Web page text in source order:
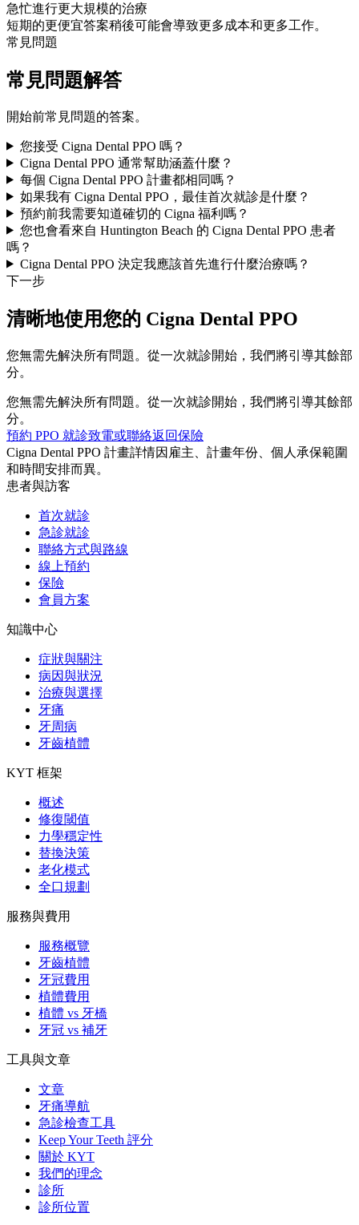
急忙進行更大規模的治療
短期的更便宜答案稍後可能會導致更多成本和更多工作。
常見問題
常見問題解答
開始前常見問題的答案。
您接受 Cigna Dental PPO 嗎？
Cigna Dental PPO 通常幫助涵蓋什麼？
每個 Cigna Dental PPO 計畫都相同嗎？
如果我有 Cigna Dental PPO，最佳首次就診是什麼？
預約前我需要知道確切的 Cigna 福利嗎？
您也會看來自 Huntington Beach 的 Cigna Dental PPO 患者
嗎？
Cigna Dental PPO 決定我應該首先進行什麼治療嗎？
下一步
清晰地使用您的 Cigna Dental PPO
您無需先解決所有問題。從一次就診開始，我們將引導其餘部
分。
您無需先解決所有問題。從一次就診開始，我們將引導其餘部
分。
預約 PPO 就診致電或聯絡返回保險
Cigna Dental PPO 計畫詳情因雇主、計畫年份、個人承保範圍
和時間安排而異。
患者與訪客
首次就診
急診就診
聯絡方式與路線
線上預約
保險
會員方案
知識中心
症狀與關注
病因與狀況
治療與選擇
牙痛
牙周病
牙齒植體
KYT 框架
概述
修復閾值
力學穩定性
替換決策
老化模式
全口規劃
服務與費用
服務概覽
牙齒植體
牙冠費用
植體費用
植體 vs 牙橋
牙冠 vs 補牙
工具與文章
文章
牙痛導航
急診檢查工具
Keep Your Teeth 評分
關於 KYT
我們的理念
診所
診所位置